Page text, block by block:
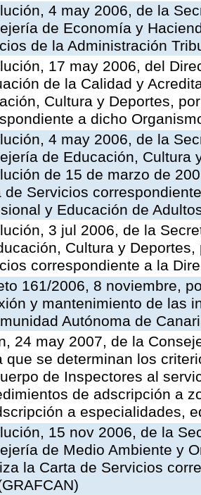
4 may 2006, de la
de Economía y
de la Administración
17 may 2006, del
de la Calidad y
Cultura y Deportes,
a dicho
4 may 2006, de la
de Educación, Cultura
de 15 de marzo de
de Servicios
y Educación de
3 jul 2006, de la
Cultura y
correspondiente a la
161/2006, 8 noviembre,
y mantenimiento de las
Autónoma de
24 may 2007, de la
que se determinan los
de Inspectores al
de adscripción a
a especialidades,
15 nov 2006, de la
de Medio Ambiente y
la Carta de Servicios